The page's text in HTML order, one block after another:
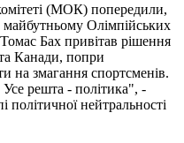
(МОК) попередили,
Олімпійських
Бах привітав рішення
Канади, попри
на змагання спортсменів.
решта - політика", -
політичної нейтральності